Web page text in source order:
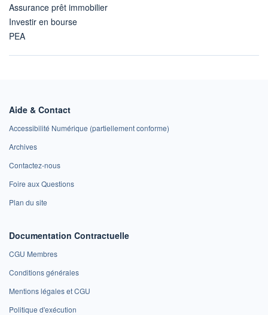
Assurance prêt immobilier
Investir en bourse
PEA
Aide & Contact
Accessibilité Numérique (partiellement conforme)
Archives
Contactez-nous
Foire aux Questions
Plan du site
Documentation Contractuelle
CGU Membres
Conditions générales
Mentions légales et CGU
Politique d'exécution